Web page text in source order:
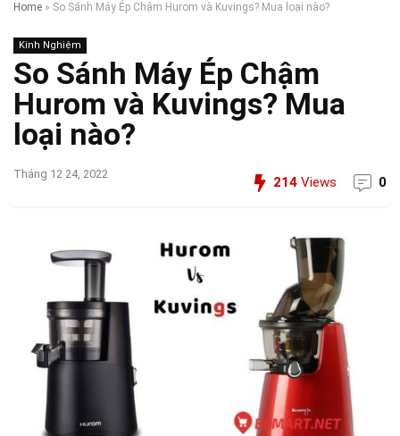
Home » So Sánh Máy Ép Chậm Hurom và Kuvings? Mua loại nào?
Kinh Nghiệm
So Sánh Máy Ép Chậm
Hurom và Kuvings? Mua
loại nào?
Tháng 12 24, 2022
214 Views 0